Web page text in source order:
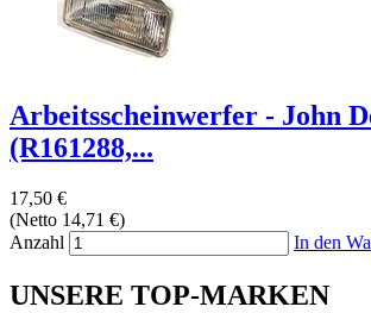
Arbeitsscheinwerfer - John
(R161288,...
17,50 €
(Netto 14,71 €)
Anzahl
In den
UNSERE TOP-MARKEN